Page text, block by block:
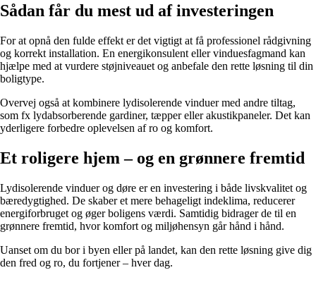
Sådan får du mest ud af investeringen
For at opnå den fulde effekt er det vigtigt at få professionel rådgivning
og korrekt installation. En energikonsulent eller vinduesfagmand kan
hjælpe med at vurdere støjniveauet og anbefale den rette løsning til din
boligtype.
Overvej også at kombinere lydisolerende vinduer med andre tiltag,
som fx lydabsorberende gardiner, tæpper eller akustikpaneler. Det kan
yderligere forbedre oplevelsen af ro og komfort.
Et roligere hjem – og en grønnere fremtid
Lydisolerende vinduer og døre er en investering i både livskvalitet og
bæredygtighed. De skaber et mere behageligt indeklima, reducerer
energiforbruget og øger boligens værdi. Samtidig bidrager de til en
grønnere fremtid, hvor komfort og miljøhensyn går hånd i hånd.
Uanset om du bor i byen eller på landet, kan den rette løsning give dig
den fred og ro, du fortjener – hver dag.